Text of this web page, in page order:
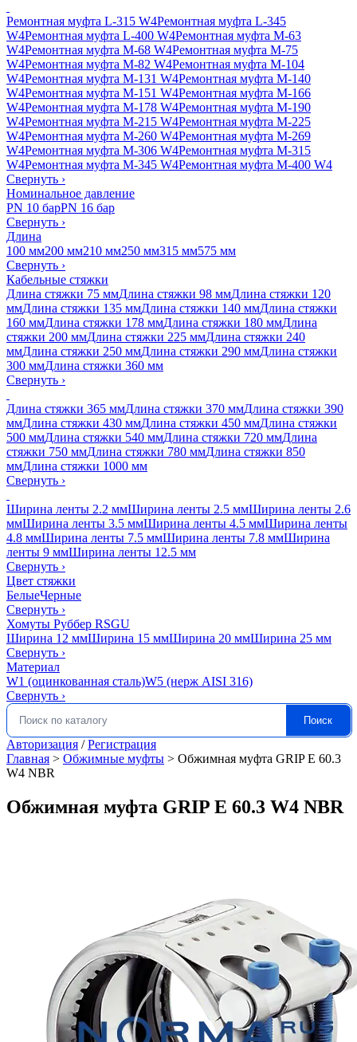
Ремонтная муфта L-315 W4Ремонтная муфта L-345
W4Ремонтная муфта L-400 W4Ремонтная муфта M-63
W4Ремонтная муфта M-68 W4Ремонтная муфта M-75
W4Ремонтная муфта M-82 W4Ремонтная муфта M-104
W4Ремонтная муфта M-131 W4Ремонтная муфта M-140
W4Ремонтная муфта M-151 W4Ремонтная муфта M-166
W4Ремонтная муфта M-178 W4Ремонтная муфта M-190
W4Ремонтная муфта M-215 W4Ремонтная муфта M-225
W4Ремонтная муфта M-260 W4Ремонтная муфта M-269
W4Ремонтная муфта M-306 W4Ремонтная муфта M-315
W4Ремонтная муфта M-345 W4Ремонтная муфта M-400 W4
Свернуть ›
Номинальное давление
PN 10 барPN 16 бар
Свернуть ›
Длина
100 мм200 мм210 мм250 мм315 мм575 мм
Свернуть ›
Кабельные стяжки
Длина стяжки 75 ммДлина стяжки 98 ммДлина стяжки 120
ммДлина стяжки 135 ммДлина стяжки 140 ммДлина стяжки
160 ммДлина стяжки 178 ммДлина стяжки 180 ммДлина
стяжки 200 ммДлина стяжки 225 ммДлина стяжки 240
ммДлина стяжки 250 ммДлина стяжки 290 ммДлина стяжки
300 ммДлина стяжки 360 мм
Свернуть ›
Длина стяжки 365 ммДлина стяжки 370 ммДлина стяжки 390
ммДлина стяжки 430 ммДлина стяжки 450 ммДлина стяжки
500 ммДлина стяжки 540 ммДлина стяжки 720 ммДлина
стяжки 750 ммДлина стяжки 780 ммДлина стяжки 850
ммДлина стяжки 1000 мм
Свернуть ›
Ширина ленты 2.2 ммШирина ленты 2.5 ммШирина ленты 2.6
ммШирина ленты 3.5 ммШирина ленты 4.5 ммШирина ленты
4.8 ммШирина ленты 7.5 ммШирина ленты 7.8 ммШирина
ленты 9 ммШирина ленты 12.5 мм
Свернуть ›
Цвет стяжки
БелыеЧерные
Свернуть ›
Хомуты Руббер RSGU
Ширина 12 ммШирина 15 ммШирина 20 ммШирина 25 мм
Свернуть ›
Материал
W1 (оцинкованная сталь)W5 (нерж AISI 316)
Свернуть ›
Искать: Поиск
Авторизация /Регистрация
Главная > Обжимные муфты > Обжимная муфта GRIP E 60.3
W4 NBR
Обжимная муфта GRIP E 60.3 W4 NBR